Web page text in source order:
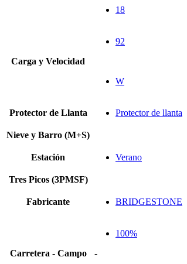
18
Carga y Velocidad
92
W
Protector de Llanta Protector de llanta
Nieve y Barro (M+S)
Estación Verano
Tres Picos (3PMSF)
Fabricante BRIDGESTONE
Carretera - Campo
100%
-